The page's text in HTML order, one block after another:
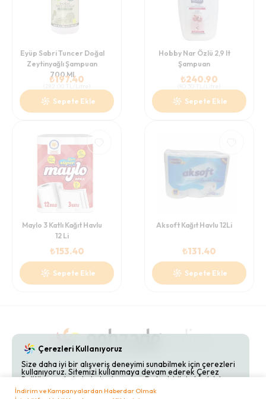
İndirim ve Kampanyalardan Haberdar Olmak
Eyüp Sabri Tuncer Doğal
Zeytinyağlı Şampuan
700 Ml
₺197.40
Sepete Ekle
Hobby Nar Özlü 2,9 lt
Şampuan
₺240.90
Sepete Ekle
Maylo 3 Katlı Kağıt Havlu
12 Li
₺153.40
Sepete Ekle
Aksoft Kağıt Havlu 12Li
₺131.40
Sepete Ekle
Gizlilik PolitikalarıHakkımızdaBize Ulaşın
Çerezleri Kullanıyoruz
Size daha iyi bir alışveriş deneyimi sunabilmek için çerezleri
kullanıyoruz. Sitemizi kullanmaya devam ederek Çerez
Politikamızı kabul etmiş olursunuz. Detaylı bilgi almak için
Çerez Politikamızı
inceleyebilirsiniz.